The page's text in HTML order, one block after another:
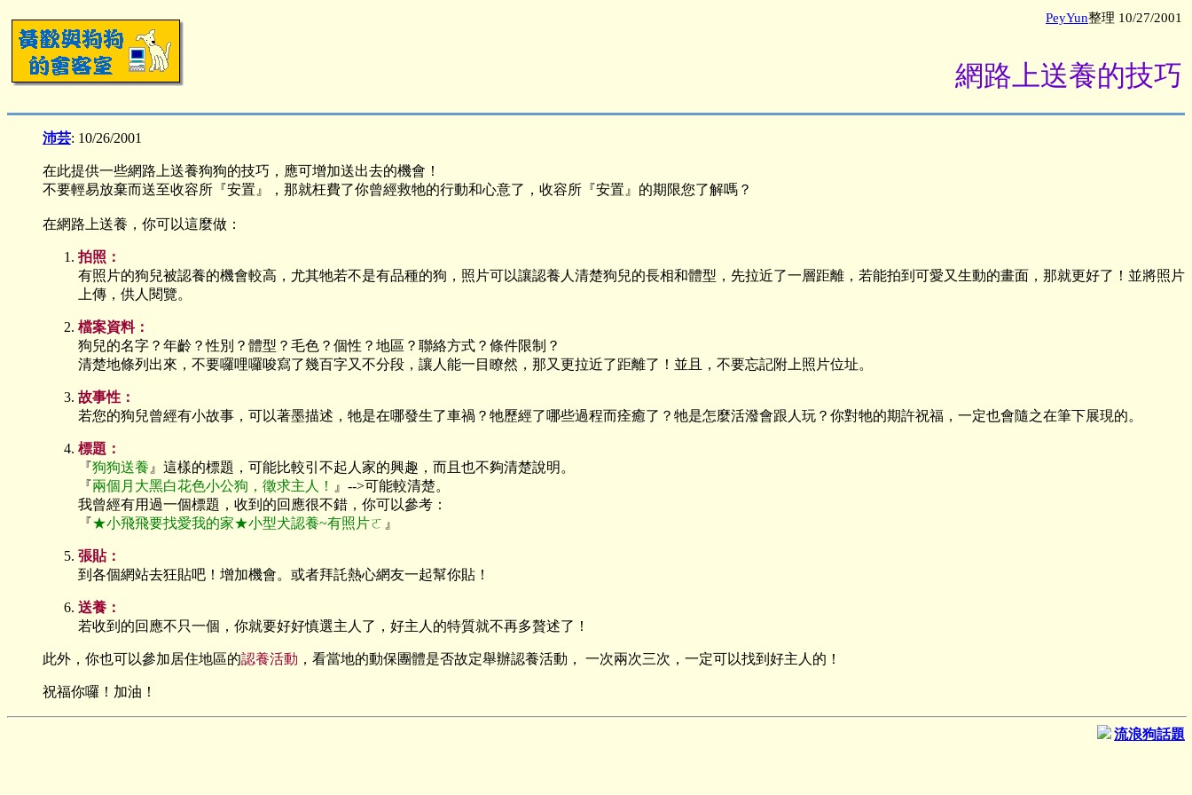
PeyYun整理 10/27/2001
網路上送養的技巧
沛芸: 10/26/2001
在此提供一些網路上送養狗狗的技巧，應可增加送出去的機會！
不要輕易放棄而送至收容所『安置』，那就枉費了你曾經救牠的行動和心意了，收容所『安置』的期限您了解嗎？
在網路上送養，你可以這麼做：
拍照：
有照片的狗兒被認養的機會較高，尤其牠若不是有品種的狗，照片可以讓認養人清楚狗兒的長相和體型，先拉近了一層距離，若能拍到可愛又生動的畫面，那就更好了！並將照片
上傳，供人閱覽。
檔案資料：
狗兒的名字？年齡？性別？體型？毛色？個性？地區？聯絡方式？條件限制？
清楚地條列出來，不要囉哩囉唆寫了幾百字又不分段，讓人能一目瞭然，那又更拉近了距離了！並且，不要忘記附上照片位址。
故事性：
若您的狗兒曾經有小故事，可以著墨描述，牠是在哪發生了車禍？牠歷經了哪些過程而痊癒了？牠是怎麼活潑會跟人玩？你對牠的期許祝福，一定也會隨之在筆下展現的。
標題：
『狗狗送養 』這樣的標題，可能比較引不起人家的興趣，而且也不夠清楚說明。
『兩個月大黑白花色小公狗，徵求主人！
』-->可能較清楚。
我曾經有用過一個標題，收到的回應很不錯，你可以參考：
『★小飛飛要找愛我的家★小型犬認養~有照片ㄛ 』
張貼：
到各個網站去狂貼吧！增加機會。或者拜託熱心網友一起幫你貼！
送養：
若收到的回應不只一個，你就要好好慎選主人了，好主人的特質就不再多贅述了！
此外，你也可以參加居住地區的認養活動 ，看當地的動保團體是否故定舉辦認養活動， 一次兩次三次，一定可以找到好主人的！
祝福你囉！加油！
流浪狗話題